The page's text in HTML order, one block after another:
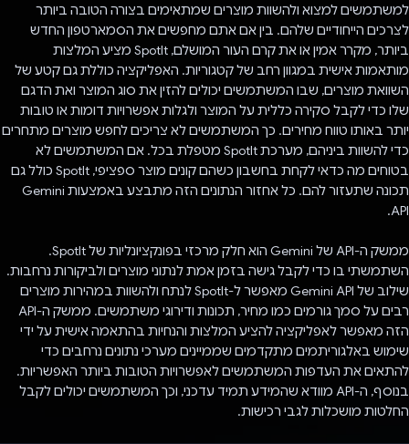
למשתמשים למצוא ולהשוות מוצרים שמתאימים בצורה הטובה ביותר
לצרכים הייחודיים שלהם. בין אם אתם מחפשים את הסמארטפון החדש
ביותר, מקרר אמין או את קרם העור המושלם, SpotIt מציע המלצות
מותאמות אישית במגוון רחב של קטגוריות. האפליקציה כוללת גם קטע של
השוואת מוצרים, שבו המשתמשים יכולים להזין את סוג המוצר ואת הדגם
שלו כדי לקבל סקירה כללית על המוצר ולגלות אפשרויות דומות או טובות
יותר באותו טווח מחירים. כך המשתמשים לא צריכים לחפש מוצרים מתחרים
כדי להשוות ביניהם, מערכת SpotIt מטפלת בכל. אם המשתמשים לא
בטוחים מה כדאי לקחת בחשבון כשהם קונים מוצר ספציפי, SpotIt כולל גם
תכונה שתעזור להם. כל אחזור הנתונים הזה מתבצע באמצעות Gemini
API.
ממשק ה-API של Gemini הוא חלק מרכזי בפונקציונליות של SpotIt.
השתמשתי בו כדי לקבל גישה בזמן אמת לנתוני מוצרים ולביקורות נרחבות.
שילוב של Gemini API מאפשר ל-SpotIt לנתח ולהשוות במהירות מוצרים
רבים על סמך גורמים כמו מחיר, תכונות ודירוגי משתמשים. ממשק ה-API
הזה מאפשר לאפליקציה להציע המלצות והנחיות בהתאמה אישית על ידי
שימוש באלגוריתמים מתקדמים שממיינים מערכי נתונים נרחבים כדי
להתאים את העדפות המשתמשים לאפשרויות הטובות ביותר האפשריות.
בנוסף, ה-API מוודא שהמידע תמיד עדכני, וכך המשתמשים יכולים לקבל
החלטות מושכלות לגבי רכישות.